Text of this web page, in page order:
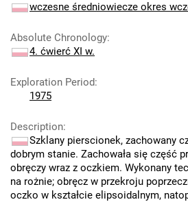
wczesne średniowiecze okres
Absolute Chronology:
4. ćwierć XI w.
Exploration Period:
1975
Description:
Szklany pierscionek, zachowany
dobrym stanie. Zachowała się część
obręczy wraz z oczkiem. Wykonany
na rożnie; obręcz w przekroju
oczko w kształcie elipsoidalnym,